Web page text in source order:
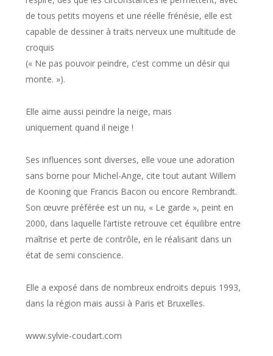
de tous petits moyens et une réelle frénésie, elle est
capable de dessiner à traits nerveux une multitude de
croquis
(« Ne pas pouvoir peindre, c’est comme un désir qui
monte. »).
Elle aime aussi peindre la neige, mais
uniquement quand il neige !
Ses influences sont diverses, elle voue une adoration
sans borne pour Michel-Ange, cite tout autant Willem
de Kooning que Francis Bacon ou encore Rembrandt.
Son œuvre préférée est un nu, « Le garde », peint en
2000, dans laquelle l’artiste retrouve cet équilibre entre
maîtrise et perte de contrôle, en le réalisant dans un
état de semi conscience.
Elle a exposé dans de nombreux endroits depuis 1993,
dans la région mais aussi à Paris et Bruxelles.
www.sylvie-coudart.com